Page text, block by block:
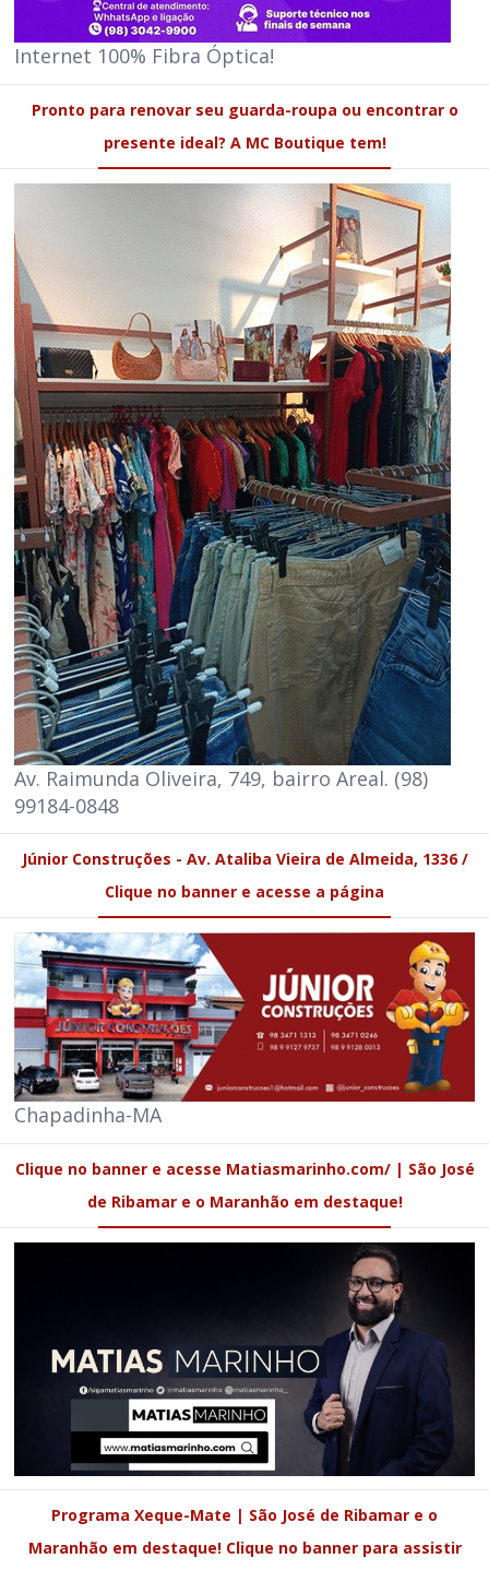
Internet 100% Fibra Óptica!
Pronto para renovar seu guarda-roupa ou encontrar o
presente ideal? A MC Boutique tem!
Av. Raimunda Oliveira, 749, bairro Areal. (98)
99184-0848
Júnior Construções - Av. Ataliba Vieira de Almeida, 1336 /
Clique no banner e acesse a página
Chapadinha-MA
Clique no banner e acesse Matiasmarinho.com/ | São José
de Ribamar e o Maranhão em destaque!
Programa Xeque-Mate | São José de Ribamar e o
Maranhão em destaque! Clique no banner para assistir